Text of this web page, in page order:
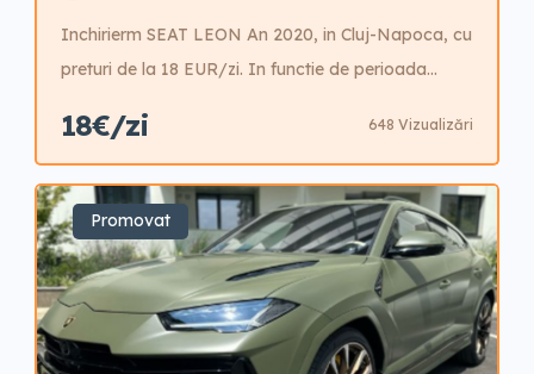
Inchirierm SEAT LEON An 2020, in Cluj-Napoca, cu
preturi de la 18 EUR/zi. In functie de perioada
zile- 25 EUR/zi 15-21 zile- 23 EUR/zi 22-30 zile- 21
EUR/zi 31+ zile- 18 EUR/zi GARANTIE- 350 EUR
Preturile afisate sunt Informative, pentru o
rezervare sau mai […]
18€/zi 648 Vizualizări
Promovat